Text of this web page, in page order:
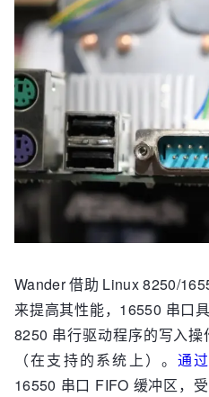
Wander 借助 Linux 8250/
来提高其性能，16550 串口
8250 串行驱动程序的写入
（在支持的系统上）。通
16550 串口 FIFO 缓冲区，